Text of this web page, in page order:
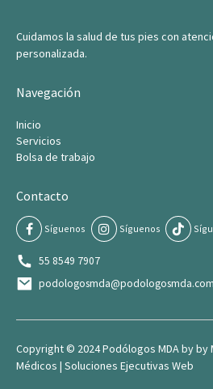
Cuidamos la salud de tus pies con
personalizada.
Navegación
Inicio
Servicios
Bolsa de trabajo
Contacto
Síguenos Síguenos
55 8549 7907
podologosmda@podologosmda.com
Copyright © 2024 Podólogos MDA by by
Médicos | Soluciones Ejecutivas Web